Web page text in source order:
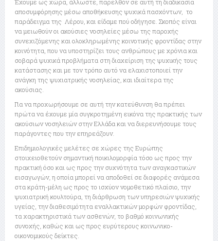
Έχουμε ως χώρα, άλλωστε, παρελθόν σε αυτή τη διαδικασία
αποσυμφόρησης μέσω αποθήκευσης ψυχικά πασχόντων, το
παράδειγμα της Λέρου, και είδαμε πού οδήγησε. Σκοπός είναι
να μειωθούν οι ακούσιες νοσηλείες μέσω της παροχής
συνεχιζόμενης και ολοκληρωμένης κοινοτικής φροντίδας στην
κοινότητα, που να υποστηρίζει τους ανθρώπους με χρόνια και
σοβαρά ψυχικά προβλήματα στη διαχείριση της ψυχικής τους
κατάστασης και με τον τρόπο αυτό να ελαχιστοποιεί την
ανάγκη της ψυχιατρικής νοσηλείας, και ιδιαίτερα της
ακούσιας.
Για να προχωρήσουμε σε αυτή την κατεύθυνση θα πρέπει
πρώτα να έχουμε μία συγκροτημένη εικόνα της πρακτικής των
ακούσιων νοσηλειών στην Ελλάδα και να διερευνήσουμε τους
παράγοντες που την επηρεάζουν.
Επιδημιολογικές μελέτες σε χώρες της Ευρώπης
στοιχειοθετούν σημαντική ποικιλομορφία τόσο ως προς την
πρακτική όσο και ως προς την συχνότητα των αναγκαστικών
εισαγωγών, η οποία μπορεί να αποδοθεί σε διαφορές ανάμεσα
στα κράτη-μέλη ως προς το ισχύον νομοθετικό πλαίσιο, την
ψυχιατρική κουλτούρα, τη διάρθρωση των υπηρεσιών ψυχικής
υγείας, την διαθεσιμότητα εναλλακτικών μορφών φροντίδας,
τα χαρακτηριστικά των ασθενών, το βαθμό κοινωνικής
συνοχής, καθώς και ως προς ευρύτερους κοινωνικο-
οικονομικούς δείκτες.